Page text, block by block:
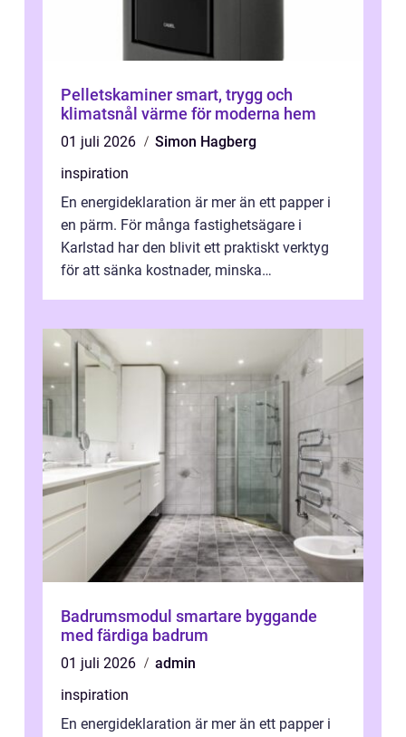
Pelletskaminer smart, trygg och
klimatsnål värme för moderna hem
01 juli 2026
Simon Hagberg
inspiration
En energideklaration är mer än ett papper i
en pärm. För många fastighetsägare i
Karlstad har den blivit ett praktiskt verktyg
för att sänka kostnader, minska
Badrumsmodul smartare byggande
med färdiga badrum
01 juli 2026
admin
inspiration
En energideklaration är mer än ett papper i